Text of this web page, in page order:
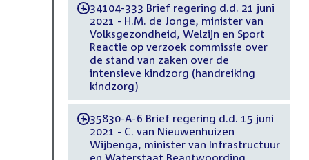
-34104-333 Brief regering d.d. 21 juni
2021 - H.M. de Jonge, minister van
Volksgezondheid, Welzijn en Sport
Reactie op verzoek commissie over
de stand van zaken over de
intensieve kindzorg (handreiking
kindzorg)
-35830-A-6 Brief regering d.d. 15 juni
2021 - C. van Nieuwenhuizen
Wijbenga, minister van Infrastructuur
en Waterstaat Beantwoording